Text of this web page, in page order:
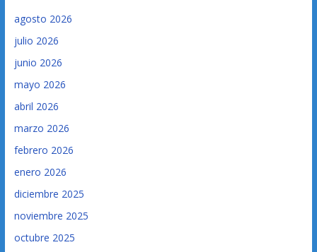
agosto 2026
julio 2026
junio 2026
mayo 2026
abril 2026
marzo 2026
febrero 2026
enero 2026
diciembre 2025
noviembre 2025
octubre 2025